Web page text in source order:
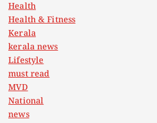
Health
Health & Fitness
Kerala
kerala news
Lifestyle
must read
MVD
National
news